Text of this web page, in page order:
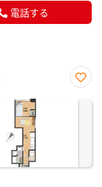
電話する
に入